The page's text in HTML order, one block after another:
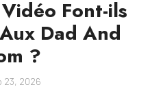
Font-ils
Dad And
?
23, 2026